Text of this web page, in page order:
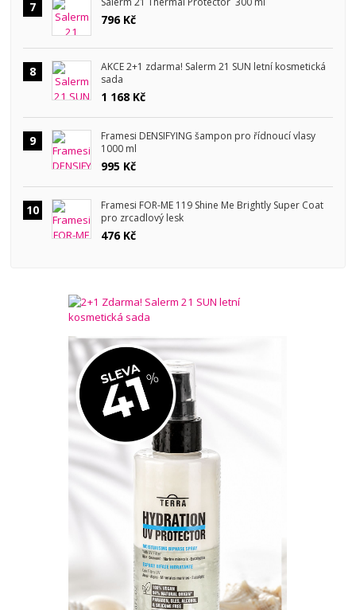
7
796 Kč
8
AKCE 2+1 zdarma! Salerm 21 SUN letní kosmetická
sada
1 168 Kč
9
Framesi DENSIFYING šampon pro řídnoucí vlasy
1000 ml
995 Kč
10
Framesi FOR-ME 119 Shine Me Brightly Super Coat
pro zrcadlový lesk
476 Kč